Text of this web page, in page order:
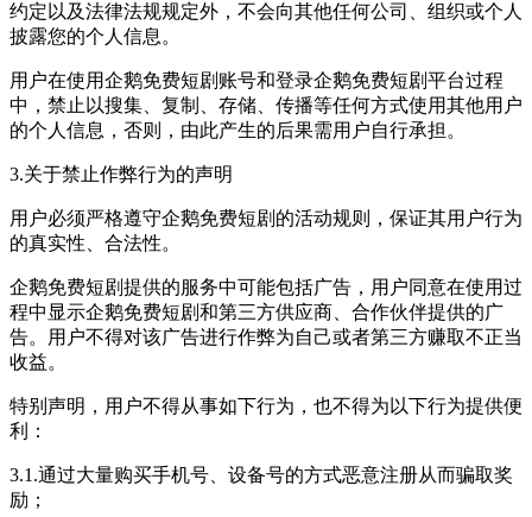
约定以及法律法规规定外，不会向其他任何公司、组织或个人
披露您的个人信息。
用户在使用企鹅免费短剧账号和登录企鹅免费短剧平台过程
中，禁止以搜集、复制、存储、传播等任何方式使用其他用户
的个人信息，否则，由此产生的后果需用户自行承担。
3.关于禁止作弊行为的声明
用户必须严格遵守企鹅免费短剧的活动规则，保证其用户行为
的真实性、合法性。
企鹅免费短剧提供的服务中可能包括广告，用户同意在使用过
程中显示企鹅免费短剧和第三方供应商、合作伙伴提供的广
告。用户不得对该广告进行作弊为自己或者第三方赚取不正当
收益。
特别声明，用户不得从事如下行为，也不得为以下行为提供便
利：
3.1.通过大量购买手机号、设备号的方式恶意注册从而骗取奖
励；